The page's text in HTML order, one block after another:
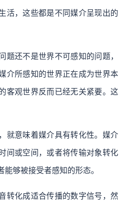
活，这些都是不同媒介呈现出的
题还不是世界不可感知的问题，
介所感知的世界正在成为世界本
客观世界反而已经无关紧要。这
就意味着媒介具有转化性。媒介
间或空间，或者将传输对象转化
能够被接受者感知的形态。
转化成适合传播的数字信号，然